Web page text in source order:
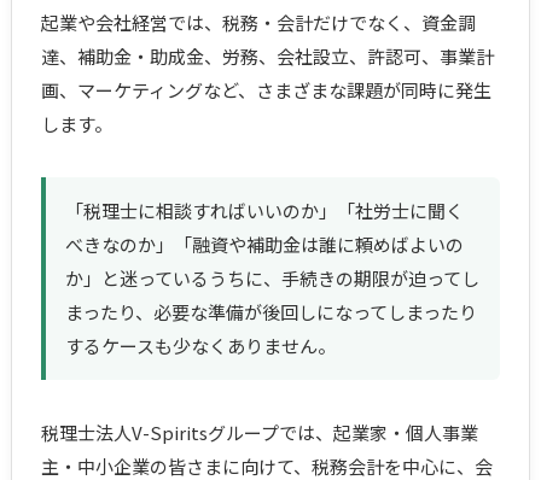
起業や会社経営では、税務・会計だけでなく、資金調
達、補助金・助成金、労務、会社設立、許認可、事業計
画、マーケティングなど、さまざまな課題が同時に発生
します。
「税理士に相談すればいいのか」「社労士に聞く
べきなのか」「融資や補助金は誰に頼めばよいの
か」と迷っているうちに、手続きの期限が迫ってし
まったり、必要な準備が後回しになってしまったり
するケースも少なくありません。
税理士法人V-Spiritsグループでは、起業家・個人事業
主・中小企業の皆さまに向けて、税務会計を中心に、会